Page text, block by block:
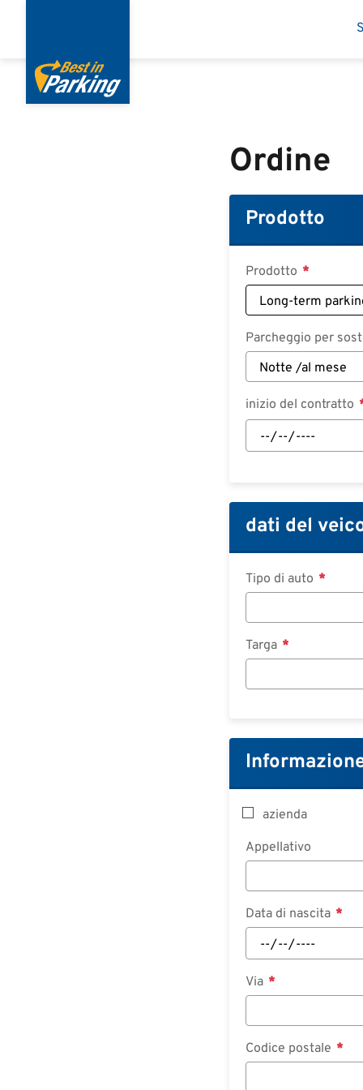
principale
Ordine
Prodotto
Prodotto
Parcheggio per
inizio del contratto
inizio
del
dati del
Tipo di auto
Targa
azienda
Appellativo
Data di nascita
Via
Codice postale